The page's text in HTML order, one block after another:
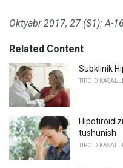
Oktyabr 2017, 27 (S1): A-
Related Content
Subklinik
TIROID
tushunish
TIROID